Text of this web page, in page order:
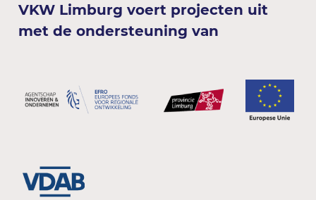
VKW Limburg voert projecten uit
met de ondersteuning van